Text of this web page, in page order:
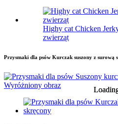
Highy cat Chicken
zwierząt
Przysmaki dla psów Kurczak suszony z surową